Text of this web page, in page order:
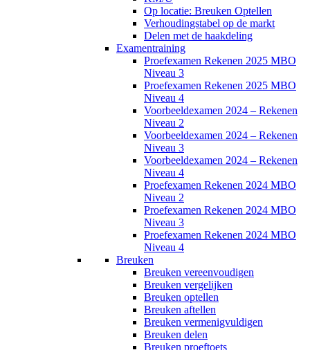
Op locatie: Breuken Optellen
Verhoudingstabel op de markt
Delen met de haakdeling
Examentraining
Proefexamen Rekenen 2025 MBO
Niveau 3
Proefexamen Rekenen 2025 MBO
Niveau 4
Voorbeeldexamen 2024 – Rekenen
Niveau 2
Voorbeeldexamen 2024 – Rekenen
Niveau 3
Voorbeeldexamen 2024 – Rekenen
Niveau 4
Proefexamen Rekenen 2024 MBO
Niveau 2
Proefexamen Rekenen 2024 MBO
Niveau 3
Proefexamen Rekenen 2024 MBO
Niveau 4
Breuken
Breuken vereenvoudigen
Breuken vergelijken
Breuken optellen
Breuken aftellen
Breuken vermenigvuldigen
Breuken delen
Breuken proeftoets